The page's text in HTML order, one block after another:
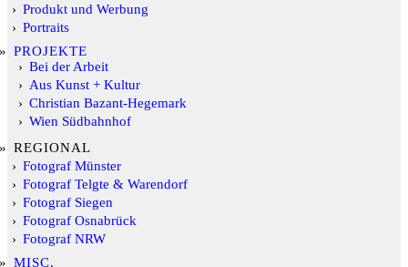
Produkt und Werbung
Portraits
PROJEKTE
Bei der Arbeit
Aus Kunst + Kultur
Christian Bazant-Hegemark
Wien Südbahnhof
REGIONAL
Fotograf Münster
Fotograf Telgte & Warendorf
Fotograf Siegen
Fotograf Osnabrück
Fotograf NRW
MISC.